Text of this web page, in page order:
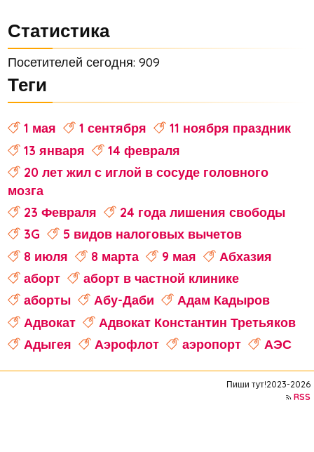
Статистика
Посетителей сегодня: 909
Теги
1 мая 1 сентября
11 ноября праздник
13 января
14 февраля
20 лет жил с иглой в сосуде головного
мозга
23 Февраля
24 года лишения свободы
3G
5 видов налоговых вычетов
8 июля
8 марта 9 мая
Абхазия
аборт
аборт в частной клинике
аборты
Абу-Даби
Адам Кадыров
Адвокат
Адвокат Константин Третьяков
Адыгея
Аэрофлот аэропорт
АЭС
Пиши тут!2023-2026
RSS